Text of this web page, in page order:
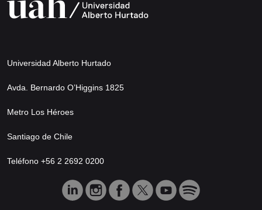
Universidad Alberto Hurtado
Avda. Bernardo O’Higgins 1825
Metro Los Héroes
Santiago de Chile
Teléfono +56 2 2692 0200